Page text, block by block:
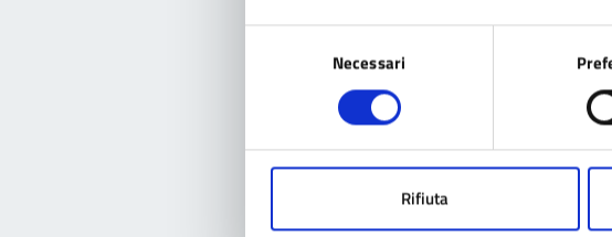
Necessari
Rifiuta
Contatta il
Leggi le
Richiedi